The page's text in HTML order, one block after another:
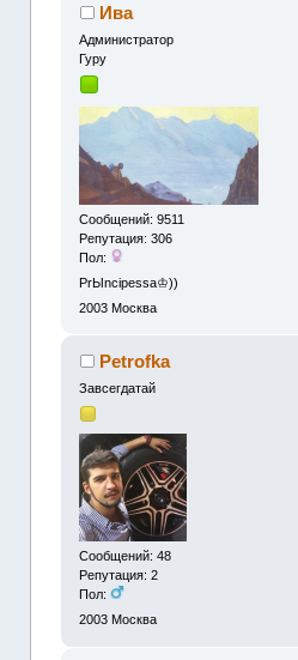
Ива
Администрaтор
Гуру
Сообщений: 9511
Репутация: 306
Пол:
PrЫncipessa♔))
2003 Москва
Petrofka
Завсегдатай
Сообщений: 48
Репутация: 2
Пол:
2003 Москва